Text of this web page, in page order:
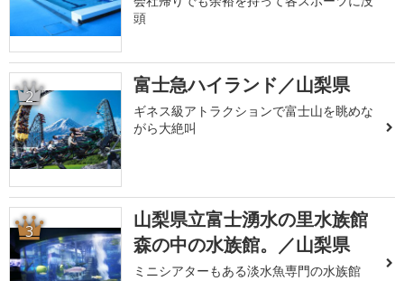
頭
2 富士急ハイランド／山梨県
ギネス級アトラクションで富士山を眺めな
がら大絶叫
3
山梨県立富士湧水の里水族館
森の中の水族館。／山梨県
ミニシアターもある淡水魚専門の水族館